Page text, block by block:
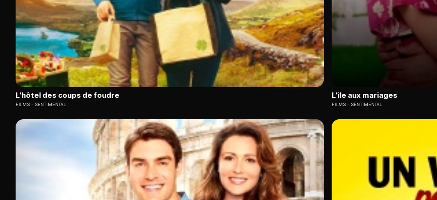
L'hôtel des coups de foudre
FILMS SENTIMENTAL
L'île aux mariages
FILMS SENTIMENTAL